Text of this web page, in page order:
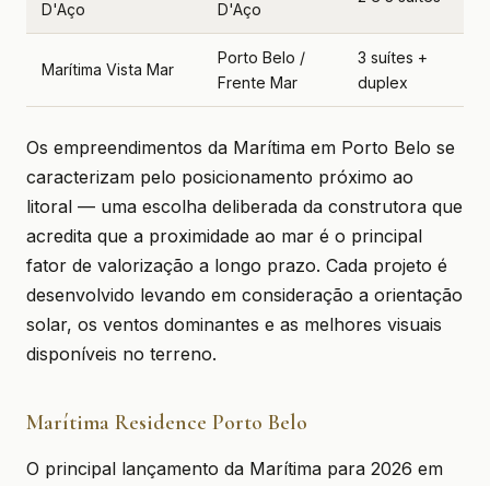
D'Aço D'Aço
Marítima Vista Mar
Porto Belo /
Frente Mar
3 suítes +
duplex
Os empreendimentos da Marítima em Porto Belo se
caracterizam pelo posicionamento próximo ao
litoral — uma escolha deliberada da construtora que
acredita que a proximidade ao mar é o principal
fator de valorização a longo prazo. Cada projeto é
desenvolvido levando em consideração a orientação
solar, os ventos dominantes e as melhores visuais
disponíveis no terreno.
Marítima Residence Porto Belo
O principal lançamento da Marítima para 2026 em